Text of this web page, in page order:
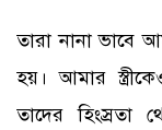
তারা নানা ভাবে
হয়। আমার
তাদের হিংস্রতা